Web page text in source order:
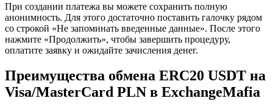
При создании платежа вы можете сохранить полную
анонимность. Для этого достаточно поставить галочку рядом
со строкой «Не запоминать введенные данные». После этого
нажмите «Продолжить», чтобы завершить процедуру,
оплатите заявку и ожидайте зачисления денег.
Преимущества обмена ERC20 USDT на
Visa/MasterCard PLN в ExchangeMafia